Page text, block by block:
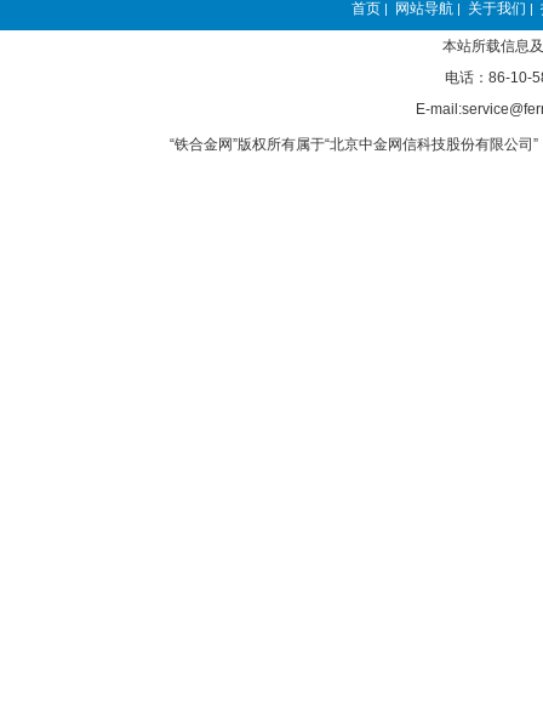
首页 | 网站导航 | 关于我们 |
本站所载信息
电话：86-10-
E-
“铁合金网”版权所有属于“北京中金网信科技股份有限公司